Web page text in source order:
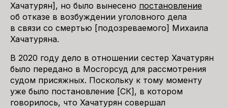
Хачатурян], но было вынесено постановление
об отказе в возбуждении уголовного дела
в связи со смертью [подозреваемого] Михаила
Хачатуряна.
В 2020 году дело в отношении сестер Хачатурян
было передано в Мосгорсуд для рассмотрения
судом присяжных. Поскольку к тому моменту
уже было постановление [СК], в котором
говорилось, что Хачатурян совершал